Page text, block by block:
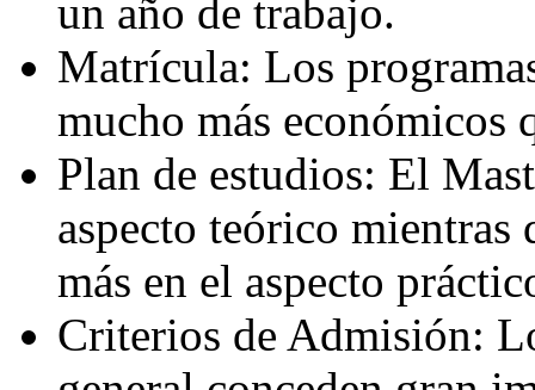
un año de trabajo.
Matrícula: Los
mucho más económicos
Plan de estudios: El
aspecto teórico
más en el aspecto
Criterios de Admisión: